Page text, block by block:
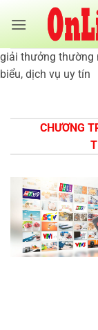
qua
dung
giải thưởng thường
biểu, dịch vụ uy tín
CHƯƠNG